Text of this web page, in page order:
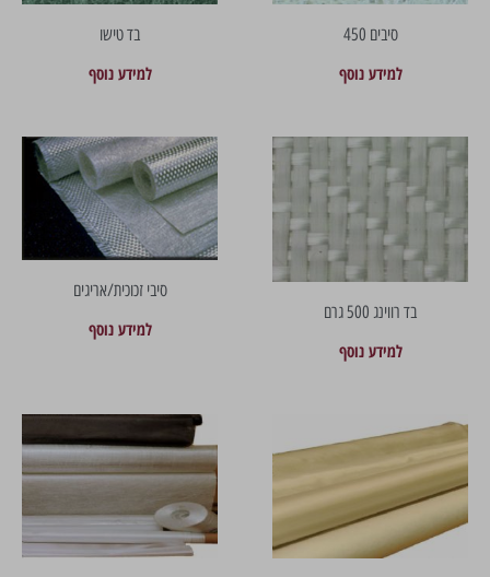
סיבים 450
למידע נוסף
בד טישו
למידע נוסף
בד רווינג 500 גרם
למידע נוסף
סיבי זכוכית/אריגים
למידע נוסף